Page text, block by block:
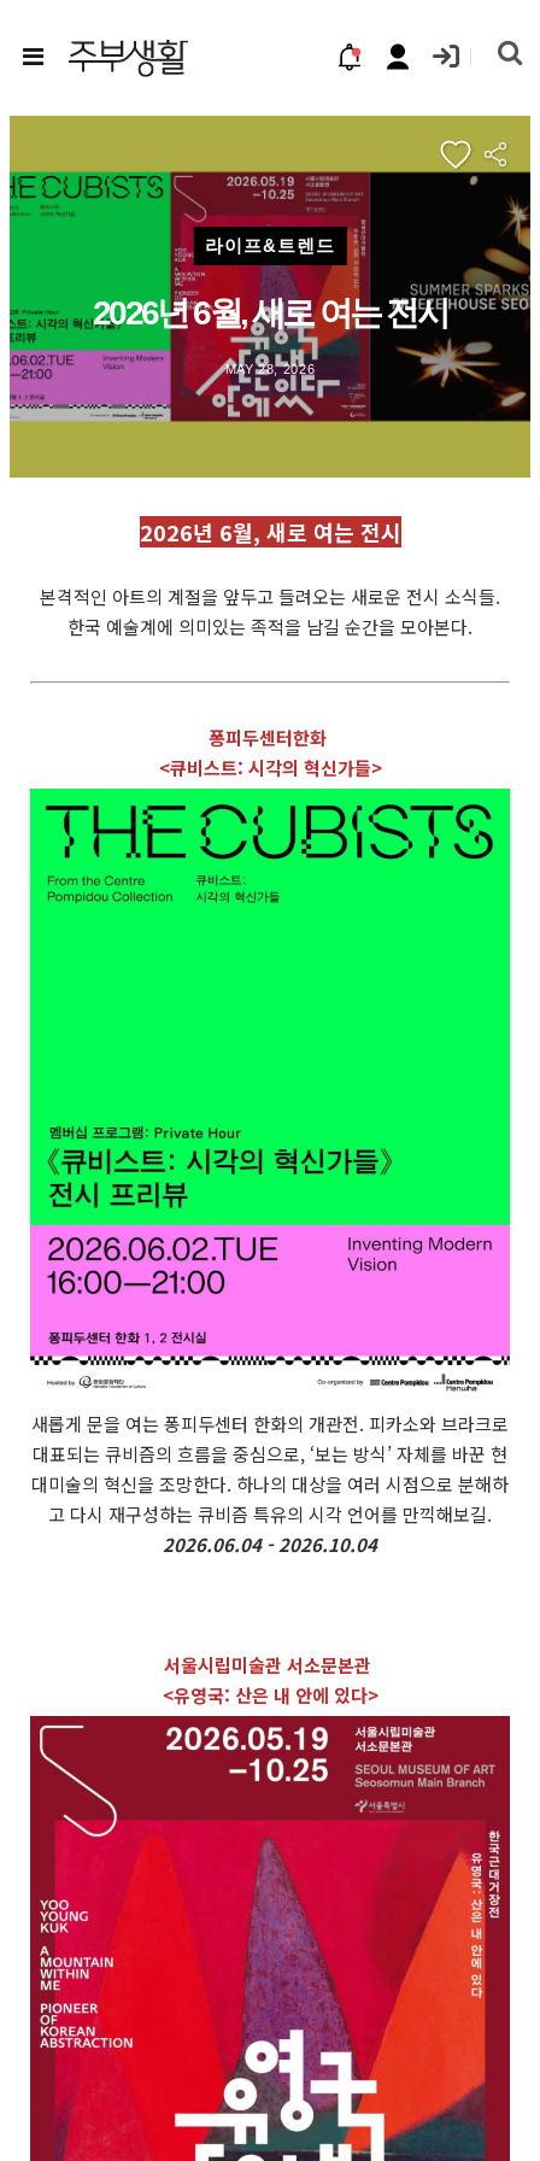
라이프&트렌드
2026년 6월, 새로 여는 전시
MAY 28, 2026
2026년 6월, 새로 여는 전시
본격적인 아트의 계절을 앞두고 들려오는 새로운 전시 소식들.
한국 예술계에 의미있는 족적을 남길 순간을 모아본다.
퐁피두센터한화
<큐비스트: 시각의 혁신가들>
새롭게 문을 여는 퐁피두센터 한화의 개관전. 피카소와 브라크로
대표되는 큐비즘의 흐름을 중심으로, ‘보는 방식’ 자체를 바꾼 현
대미술의 혁신을 조망한다. 하나의 대상을 여러 시점으로 분해하
고 다시 재구성하는 큐비즘 특유의 시각 언어를 만끽해보길.
2026.06.04 - 2026.10.04
서울시립미술관 서소문본관
<유영국: 산은 내 안에 있다>